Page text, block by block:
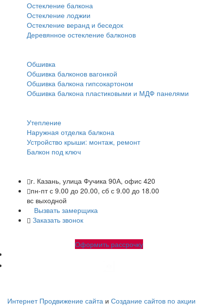
Остекление балкона
Остекление лоджии
Остекление веранд и беседок
Деревянное остекление балконов
Обшивка
Обшивка балконов вагонкой
Обшивка балкона гипсокартоном
Обшивка балкона пластиковыми и МДФ панелями
Утепление
Наружная отделка балкона
Устройство крыши: монтаж, ремонт
Балкон под ключ
г. Казань, улица Фучика 90А, офис 420
пн-пт с 9.00 до 20.00, сб с 9.00 до 18.00
вс выходной
Вызвать замерщика
Заказать звонок
Оформить рассрочку
Интернет Продвижение сайта и Создание сайтов по акции